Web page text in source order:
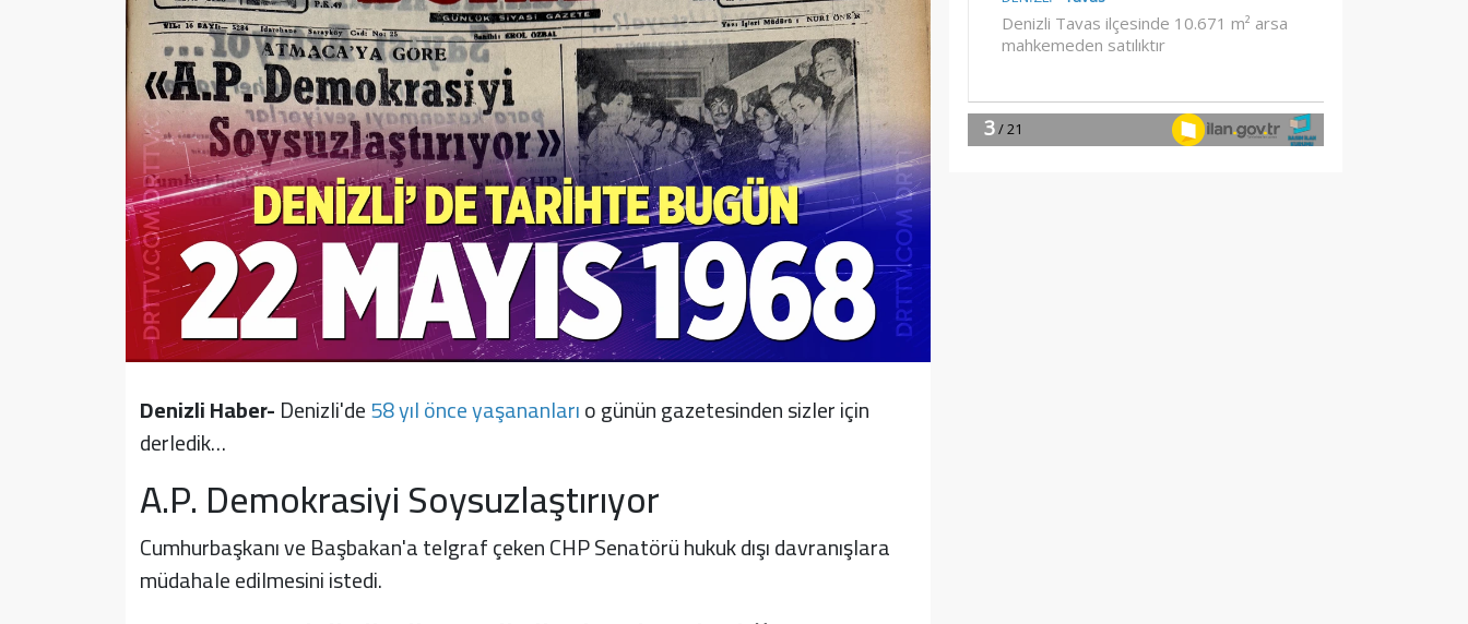
Denizli Haber-Denizli'de58 yıl önce yaşananlarıo günün gazetesinden sizler için
derledik…
A.P. Demokrasiyi Soysuzlaştırıyor
Cumhurbaşkanı ve Başbakan'a telgraf çeken CHP Senatörü hukuk dışı davranışlara
müdahale edilmesini istedi.
Yazarlar
Resmi İlan
Resmi Reklam